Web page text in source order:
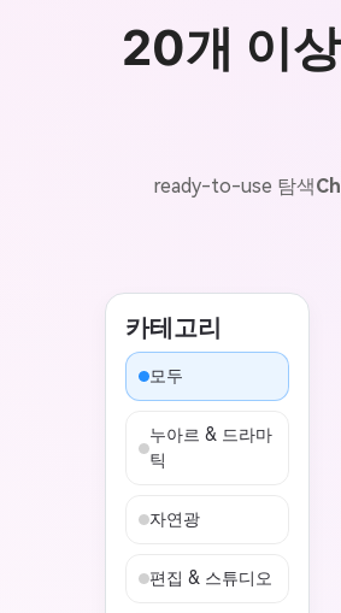
20개 이
ready-to-use 탐색
카테고리
모두
누아르 & 드라마
틱
자연광
편집 & 스튜디오